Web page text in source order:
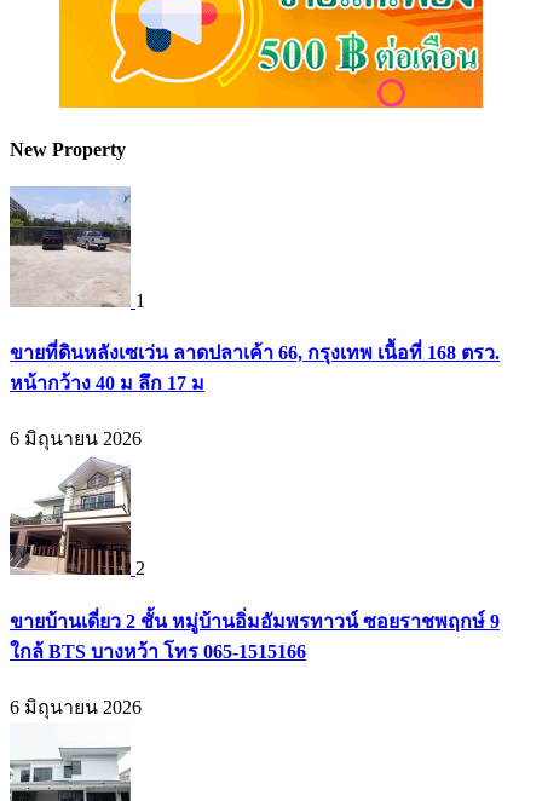
New Property
1
ขายที่ดินหลังเซเว่น ลาดปลาเค้า 66, กรุงเทพ เนื้อที่ 168 ตรว.
หน้ากว้าง 40 ม ลึก 17 ม
6 มิถุนายน 2026
2
ขายบ้านเดี่ยว 2 ชั้น หมู่บ้านอิ่มอัมพรทาวน์ ซอยราชพฤกษ์ 9
ใกล้ BTS บางหว้า โทร 065-1515166
6 มิถุนายน 2026